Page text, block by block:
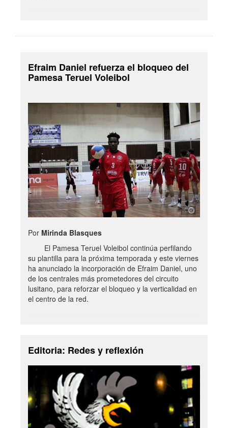
Efraim Daniel refuerza el bloqueo del
Pamesa Teruel Voleibol
Por Mirinda Blasques
El Pamesa Teruel Voleibol continúa perfilando
su plantilla para la próxima temporada y este viernes
ha anunciado la incorporación de Efraim Daniel, uno
de los centrales más prometedores del circuito
lusitano, para reforzar el bloqueo y la verticalidad en
el centro de la red.
Editoria: Redes y reflexión